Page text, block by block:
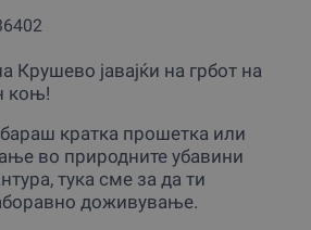
Крушево јавајќи на грбот на
коњ!
кратка прошетка или
во природните убавини
тука сме за да ти
доживување.